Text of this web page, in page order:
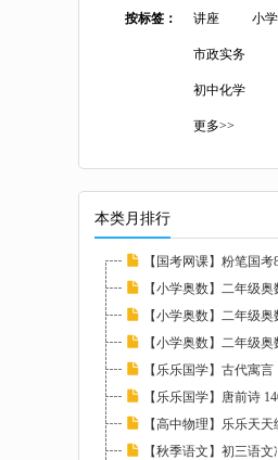
按标签： 讲座 小
市政实务
初中化学
更多>>
本类月排行
【国考网课】粉笔国考
【小学奥数】二年级
【小学奥数】二年级
【小学奥数】二年级
【乐乐国学】古代寓言
【乐乐国学】唐前诗
【高中物理】乐乐天天
【秋季语文】初三语